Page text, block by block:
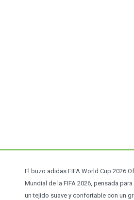
El buzo adidas FIFA World Cup 2026
Mundial de la FIFA 2026, pensada
un tejido suave y confortable con un